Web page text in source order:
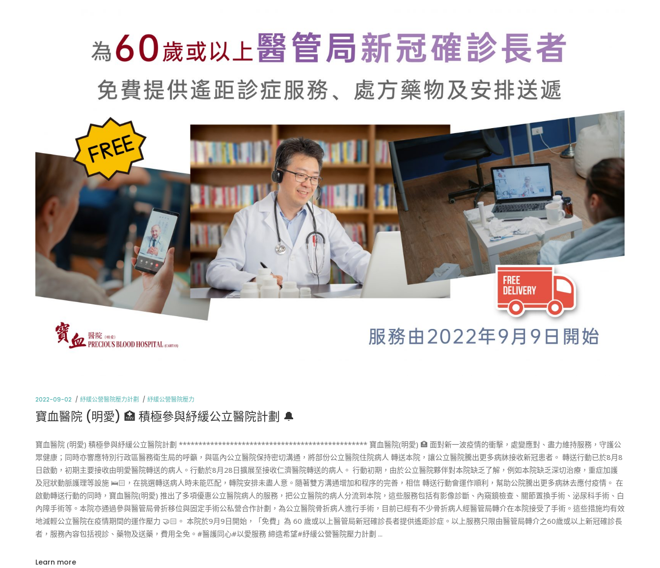
2022-09-02 紓緩公營醫院壓力計劃 紓緩公營醫院壓力
寶血醫院 (明愛) 🏥 積極參與紓緩公立醫院計劃 🔔
寶血醫院 (明愛) 積極參與紓緩公立醫院計劃 ************************************************ 寶血醫院(明愛) 🏥 面對新一波疫情的衝擊，處變應對、盡力維持服務，守護公
眾健康；同時亦響應特別行政區醫務衛生局的呼籲，與區內公立醫院保持密切溝通，將部份公立醫院住院病人 轉送本院，讓公立醫院騰出更多病牀接收新冠患者。 轉送行動已於8月8
日啟動，初期主要接收由明愛醫院轉送的病人。行動於8月28日擴展至接收仁濟醫院轉送的病人。 行動初期，由於公立醫院夥伴對本院缺乏了解，例如本院缺乏深切治療，重症加護
及冠狀動脈護理等設施 🛌🏻，在挑選轉送病人時未能匹配，轉院安排未盡人意。隨著雙方溝通增加和程序的完善，相信 轉送行動會運作順利，幫助公院騰出更多病牀去應付疫情。 在
啟動轉送行動的同時，寶血醫院(明愛) 推出了多項優惠公立醫院病人的服務，把公立醫院的病人分流到本院，這些服務包括有影像診斷、內窺鏡檢查、關節置換手術、泌尿科手術、白
內障手術等。本院亦通過參與醫管局骨折移位與固定手術公私營合作計劃，為公立醫院骨折病人進行手術，目前已經有不少骨折病人經醫管局轉介在本院接受了手術。這些措施均有效
地減輕公立醫院在疫情期間的運作壓力 🤝🏻。 本院於9月9日開始，「免費」為 60 歲或以上醫管局新冠確診長者提供遙距診症。以上服務只限由醫管局轉介之60歲或以上新冠確診長
者，服務內容包括視診、藥物及送藥，費用全免。#醫護同心#以愛服務 締造希望#紓緩公營醫院壓力計劃
Learn more